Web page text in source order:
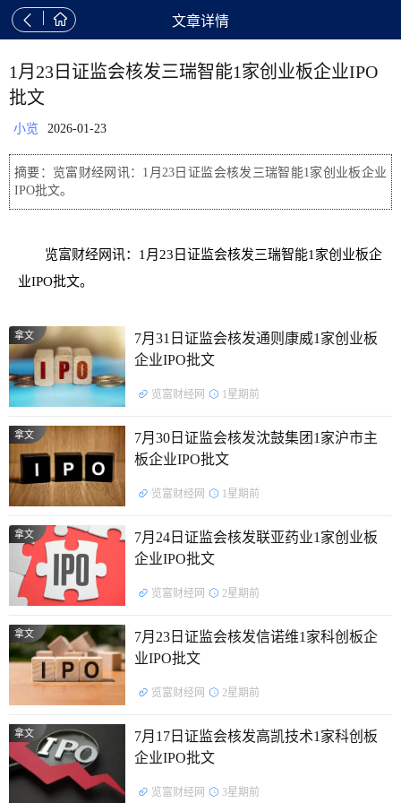
  文章详情
1月23日证监会核发三瑞智能1家创业板企业IPO
批文
小览 2026-01-23
摘要：览富财经网讯：1月23日证监会核发三瑞智能1家创业板企业
IPO批文。
览富财经网讯：1月23日证监会核发三瑞智能1家创业板企
业IPO批文。
拿文
7月31日证监会核发通则康威1家创业板
企业IPO批文
览富财经网 1星期前
拿文
7月30日证监会核发沈鼓集团1家沪市主
板企业IPO批文
览富财经网 1星期前
拿文
7月24日证监会核发联亚药业1家创业板
企业IPO批文
览富财经网 2星期前
拿文
7月23日证监会核发信诺维1家科创板企
业IPO批文
览富财经网 2星期前
拿文
7月17日证监会核发高凯技术1家科创板
企业IPO批文
览富财经网 3星期前